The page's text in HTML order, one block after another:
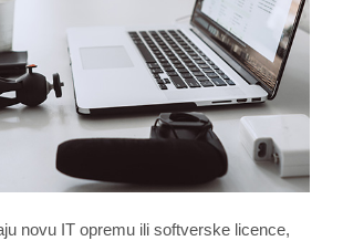
novu IT opremu ili softverske licence,